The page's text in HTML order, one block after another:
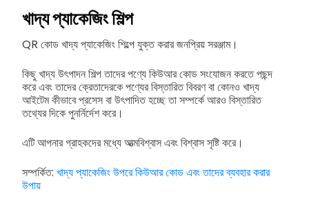
খাদ্য প্যাকেজিং শিল্প
QR কোড খাদ্য প্যাকেজিং শিল্পে যুক্ত করার জনপ্রিয় সরঞ্জাম।
কিছু খাদ্য উৎপাদন শিল্প তাদের পণ্যে কিউআর কোড সংযোজন করতে পছন্দ
করে এবং তাদের ক্রেতাদেরকে পণ্যের বিস্তারিত বিবরণ বা কোনও খাদ্য
আইটেম কীভাবে প্রসেস বা উৎপাদিত হচ্ছে তা সম্পর্কে আরও বিস্তারিত
তথ্যের দিকে পুনর্নির্দেশ করে।
এটি আপনার গ্রাহকদের মধ্যে আত্মবিশ্বাস এবং বিশ্বাস সৃষ্টি করে।
সম্পর্কিত: খাদ্য প্যাকেজিং উপরে কিউআর কোড এবং তাদের ব্যবহার করার
উপায়